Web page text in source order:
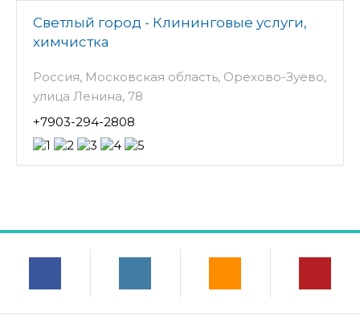
Светлый город - Клининговые услуги,
химчистка
Россия, Московская область, Орехово-Зуево,
улица Ленина, 78
+7903-294-2808